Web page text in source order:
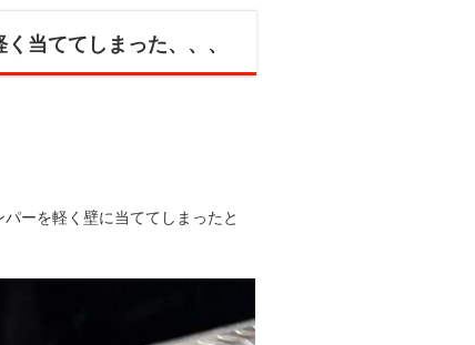
当ててしまった、、、
ーを軽く壁に当ててしまったと